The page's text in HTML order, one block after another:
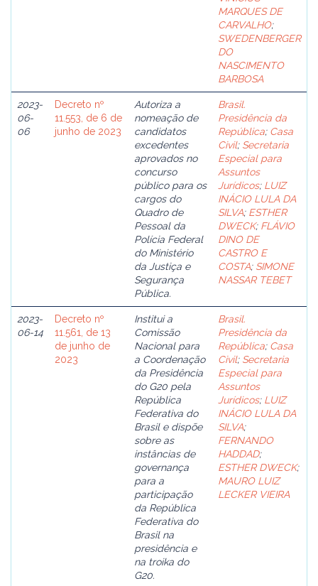
MARQUES DE
CARVALHO;
SWEDENBERGER
DO
NASCIMENTO
BARBOSA
2023-
06-
06
Decreto nº
11.553, de 6 de
junho de 2023
Autoriza a
nomeação de
candidatos
excedentes
aprovados no
concurso
público para os
cargos do
Quadro de
Pessoal da
Polícia Federal
do Ministério
da Justiça e
Segurança
Pública.
Brasil.
Presidência da
República; Casa
Civil; Secretaria
Especial para
Assuntos
Jurídicos; LUIZ
INÁCIO LULA DA
SILVA; ESTHER
DWECK; FLÁVIO
DINO DE
CASTRO E
COSTA; SIMONE
NASSAR TEBET
2023-
06-14
Decreto nº
11.561, de 13
de junho de
2023
Institui a
Comissão
Nacional para
a Coordenação
da Presidência
do G20 pela
República
Federativa do
Brasil e dispõe
sobre as
instâncias de
governança
para a
participação
da República
Federativa do
Brasil na
presidência e
na troika do
G20.
Brasil.
Presidência da
República; Casa
Civil; Secretaria
Especial para
Assuntos
Jurídicos; LUIZ
INÁCIO LULA DA
SILVA;
FERNANDO
HADDAD;
ESTHER DWECK;
MAURO LUIZ
LECKER VIEIRA